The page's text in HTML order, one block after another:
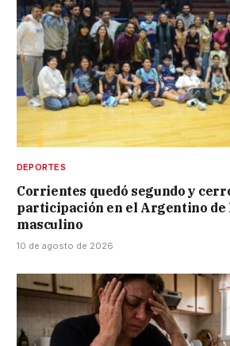
DEPORTES
Corrientes quedó segundo y
participación en el Argentino
masculino
10 de agosto de 2026